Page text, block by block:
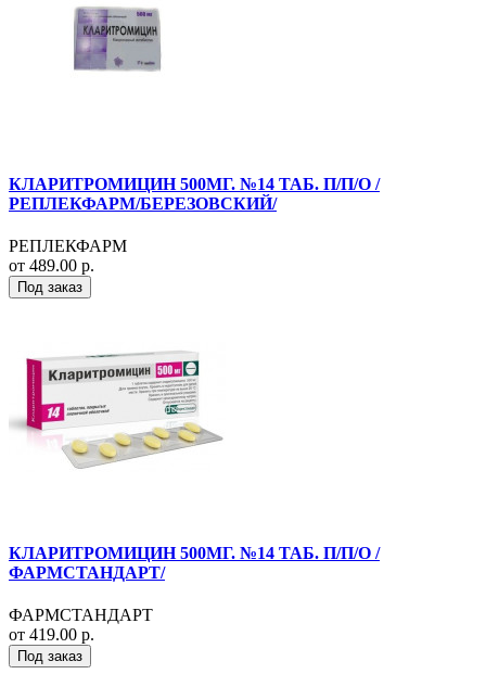
КЛАРИТРОМИЦИН 500МГ. №14 ТАБ. П/П/О /
РЕПЛЕКФАРМ/БЕРЕЗОВСКИЙ/
РЕПЛЕКФАРМ
от 489.00 р.
Под заказ
КЛАРИТРОМИЦИН 500МГ. №14 ТАБ. П/П/О /
ФАРМСТАНДАРТ/
ФАРМСТАНДАРТ
от 419.00 р.
Под заказ